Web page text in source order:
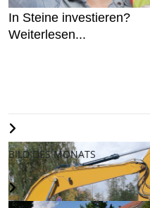
In Steine investieren?
Weiterlesen...
BILD DES MONATS